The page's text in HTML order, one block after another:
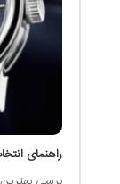
راهنمای